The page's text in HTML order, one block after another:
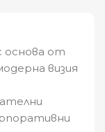
основа от
визия